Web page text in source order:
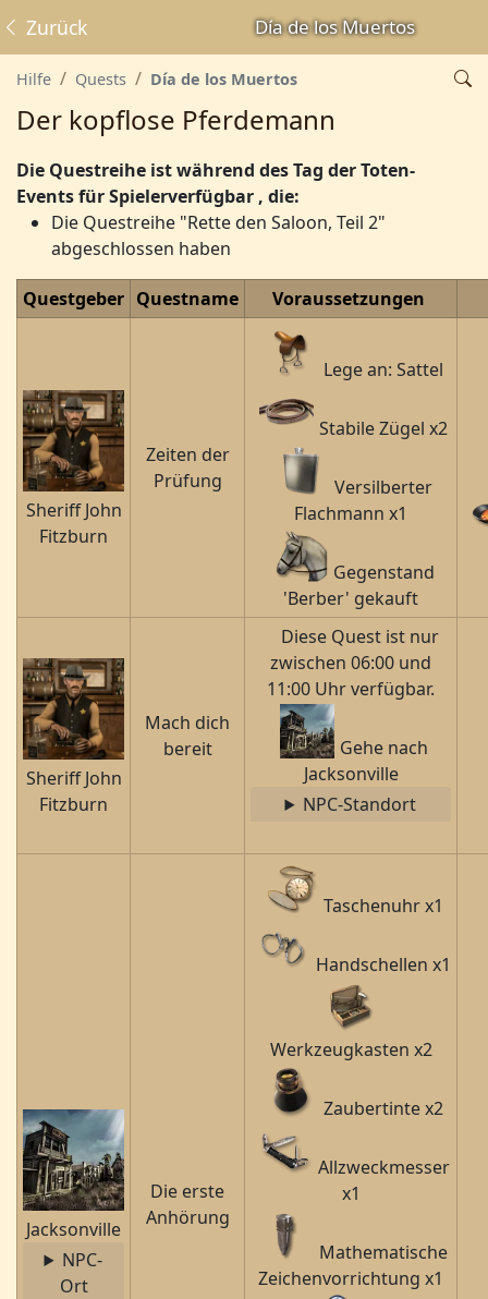
Día de los Muertos
Zurück
Hilfe Quests Día de los Muertos
Der kopflose Pferdemann
Die Questreihe ist während des Tag der Toten-
Eventsfür Spielerverfügbar , die:
Die Questreihe "Rette den Saloon, Teil 2"
abgeschlossen haben
Questgeber Questname Voraussetzungen
Sheriff John
Fitzburn
Zeiten der
Prüfung
Lege an: Sattel
Stabile Zügel x2
Versilberter
Flachmann x1
Gegenstand
'Berber' gekauft
Sheriff John
Fitzburn
Mach dich
bereit
Diese Quest ist nur
zwischen 06:00 und
11:00 Uhr verfügbar.
Gehe nach
Jacksonville
NPC-Standort
Jacksonville
NPC-
Ort
Die erste
Anhörung
Taschenuhr x1
Handschellen x1
Werkzeugkasten x2
Zaubertinte x2
Allzweckmesser
x1
Mathematische
Zeichenvorrichtung x1